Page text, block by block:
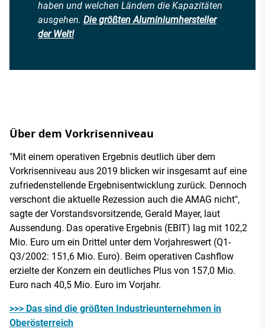
haben und welchen Ländern die Kapazitäten
ausgehen. Die größten Aluminiumhersteller
der Welt!
Über dem Vorkrisenniveau
"Mit einem operativen Ergebnis deutlich über dem
Vorkrisenniveau aus 2019 blicken wir insgesamt auf eine
zufriedenstellende Ergebnisentwicklung zurück. Dennoch
verschont die aktuelle Rezession auch die AMAG nicht",
sagte der Vorstandsvorsitzende, Gerald Mayer, laut
Aussendung. Das operative Ergebnis (EBIT) lag mit 102,2
Mio. Euro um ein Drittel unter dem Vorjahreswert (Q1-
Q3/2002: 151,6 Mio. Euro). Beim operativen Cashflow
erzielte der Konzern ein deutliches Plus von 157,0 Mio.
Euro nach 40,5 Mio. Euro im Vorjahr.
>>> Das sind die größten Industrieunternehmen in
Oberösterreich